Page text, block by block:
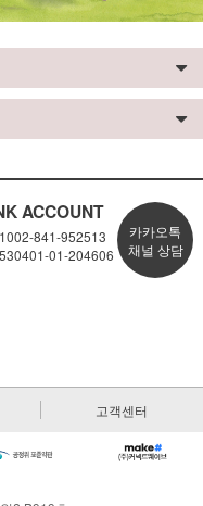
ACCOUNT
841-952513
01-204606
카카오톡
채널 상담
고객센터